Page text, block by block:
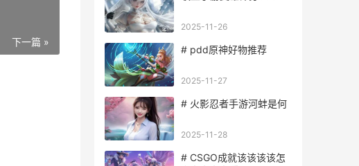
下一篇 »
2025-11-26
# pdd原神好物推荐
2025-11-27
# 火影忍者手游河蚌是何
2025-11-28
# CSGO成就该该该该怎